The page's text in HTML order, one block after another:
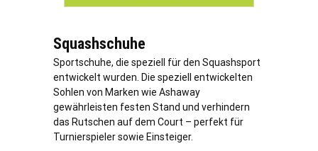
Squashschuhe
Sportschuhe, die speziell für den Squashsport
entwickelt wurden. Die speziell entwickelten
Sohlen von Marken wie Ashaway
gewährleisten festen Stand und verhindern
das Rutschen auf dem Court – perfekt für
Turnierspieler sowie Einsteiger.